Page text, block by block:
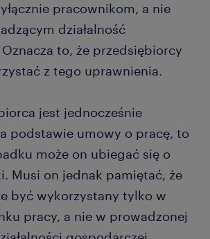
pracownikom, a nie
działalność
to, że przedsiębiorcy
z tego uprawnienia.
jest jednocześnie
podstawie umowy o pracę, to
może on ubiegać się o
Musi on jednak pamiętać, że
być wykorzystany tylko w
pracy, a nie w prowadzonej